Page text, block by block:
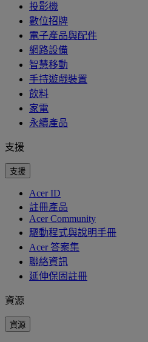
投影機
數位招牌
電子產品與配件
網路設備
智慧移動
手持遊戲裝置
飲料
家電
永續產品
支援
支援
Acer ID
註冊產品
Acer Community
驅動程式與說明手冊
Acer 答案集
聯絡資訊
延伸保固註冊
資源
資源